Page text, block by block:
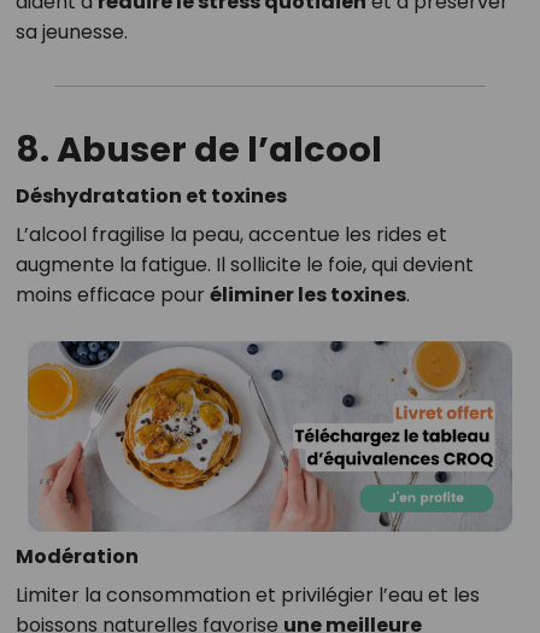
sa jeunesse.
8. Abuser de l’alcool
Déshydratation et toxines
L’alcool fragilise la peau, accentue les rides et
augmente la fatigue. Il sollicite le foie, qui devient
moins efficace pour éliminer les toxines.
Modération
Limiter la consommation et privilégier l’eau et les
boissons naturelles favorise une meilleure